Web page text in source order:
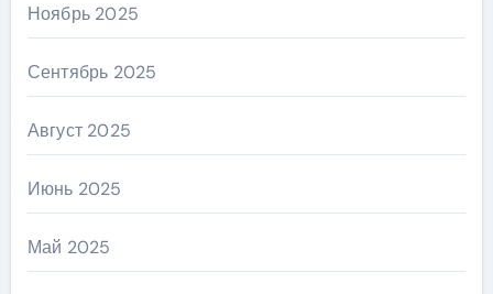
Ноябрь 2025
Сентябрь 2025
Август 2025
Июнь 2025
Май 2025